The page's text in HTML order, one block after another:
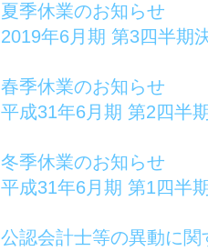
夏季休業のお知らせ
2019年6月期 第3四半期
春季休業のお知らせ
平成31年6月期 第2四半
冬季休業のお知らせ
平成31年6月期 第1四半
公認会計士等の異動に関